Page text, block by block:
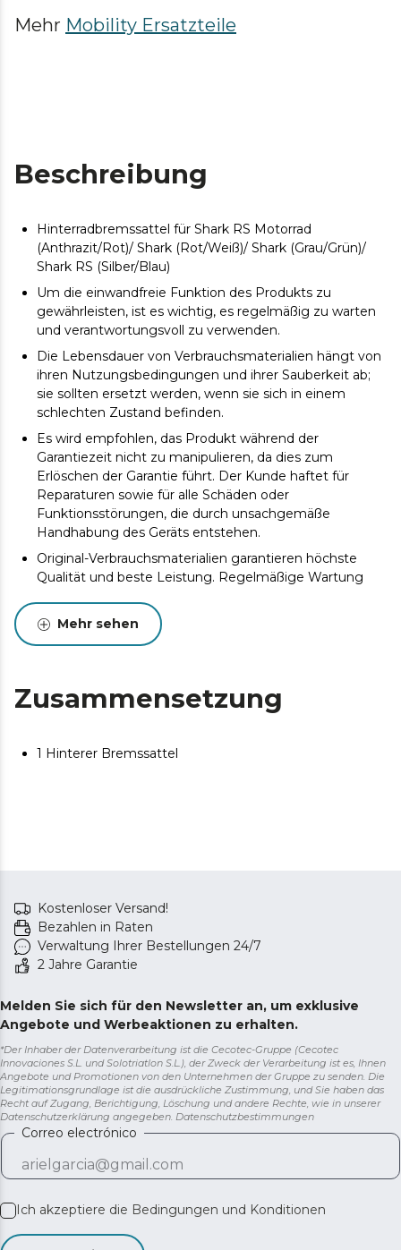
Mehr Mobility Ersatzteile
Beschreibung
Hinterradbremssattel für Shark RS Motorrad
(Anthrazit/Rot)/ Shark (Rot/Weiß)/ Shark (Grau/Grün)/
Shark RS (Silber/Blau)
Um die einwandfreie Funktion des Produkts zu
gewährleisten, ist es wichtig, es regelmäßig zu warten
und verantwortungsvoll zu verwenden.
Die Lebensdauer von Verbrauchsmaterialien hängt von
ihren Nutzungsbedingungen und ihrer Sauberkeit ab;
sie sollten ersetzt werden, wenn sie sich in einem
schlechten Zustand befinden.
Es wird empfohlen, das Produkt während der
Garantiezeit nicht zu manipulieren, da dies zum
Erlöschen der Garantie führt. Der Kunde haftet für
Reparaturen sowie für alle Schäden oder
Funktionsstörungen, die durch unsachgemäße
Handhabung des Geräts entstehen.
Original-Verbrauchsmaterialien garantieren höchste
Qualität und beste Leistung. Regelmäßige Wartung
verlängern.
Mehr sehen
Zusammensetzung
1 Hinterer Bremssattel
Kostenloser Versand!
Bezahlen in Raten
Verwaltung Ihrer Bestellungen 24/7
2 Jahre Garantie
Melden Sie sich für den Newsletter an, um exklusive
Angebote und Werbeaktionen zu erhalten.
*Der Inhaber der Datenverarbeitung ist die Cecotec-Gruppe (Cecotec
Innovaciones S.L. und Solotriatlon S.L.), der Zweck der Verarbeitung ist es, Ihnen
Angebote und Promotionen von den Unternehmen der Gruppe zu senden. Die
Legitimationsgrundlage ist die ausdrückliche Zustimmung, und Sie haben das
Recht auf Zugang, Berichtigung, Löschung und andere Rechte, wie in unserer
Datenschutzerklärung angegeben. Datenschutzbestimmungen
Correo electrónico
Ich akzeptiere die Bedingungen und Konditionen